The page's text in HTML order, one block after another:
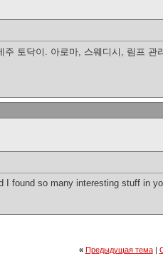
주 토닥이. 아로마, 스웨디시, 림프
found so many interesting stuff in
« Предыдущая тема|